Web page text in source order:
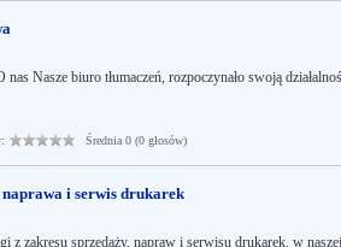
nas Nasze biuro tłumaczeń, rozpoczynało swoją
Średnia 0 (0 głosów)
i serwis drukarek
z zakresu sprzedaży, napraw i serwisu drukarek. w